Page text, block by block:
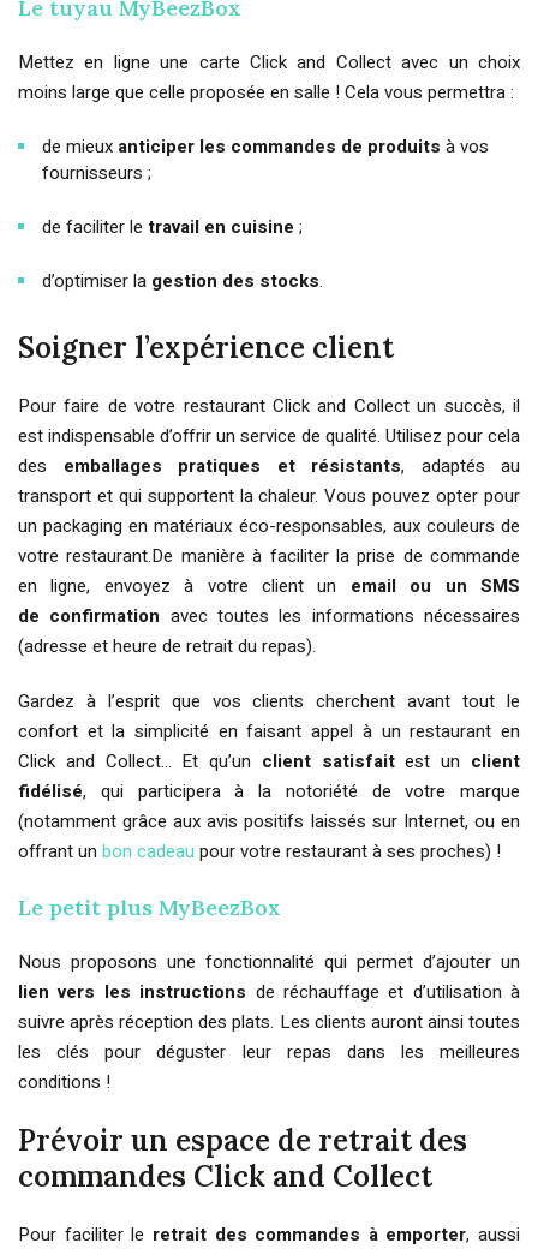
Le tuyau MyBeezBox
Mettez en ligne une carte Click and Collect avec un choix
moins large que celle proposée en salle ! Cela vous permettra :
de mieux anticiper les commandes de produits à vos
fournisseurs ;
de faciliter le travail en cuisine ;
d’optimiser la gestion des stocks.
Soigner l’expérience client
Pour faire de votre restaurant Click and Collect un succès, il
est indispensable d’offrir un service de qualité. Utilisez pour cela
des emballages pratiques et résistants, adaptés au
transport et qui supportent la chaleur. Vous pouvez opter pour
un packaging en matériaux éco-responsables, aux couleurs de
votre restaurant.De manière à faciliter la prise de commande
en ligne, envoyez à votre client un email ou un SMS
de confirmation avec toutes les informations nécessaires
(adresse et heure de retrait du repas).
Gardez à l’esprit que vos clients cherchent avant tout le
confort et la simplicité en faisant appel à un restaurant en
Click and Collect… Et qu’un client satisfaitest un client
fidélisé, qui participera à la notoriété de votre marque
(notamment grâce aux avis positifs laissés sur Internet, ou en
offrant un bon cadeau pour votre restaurant à ses proches) !
Le petit plus MyBeezBox
Nous proposons une fonctionnalité qui permet d’ajouter un
lien vers les instructions de réchauffage et d’utilisation à
suivre après réception des plats. Les clients auront ainsi toutes
les clés pour déguster leur repas dans les meilleures
conditions !
Prévoir un espace de retrait des
commandes Click and Collect
Pour faciliter le retrait des commandes à emporter, aussi